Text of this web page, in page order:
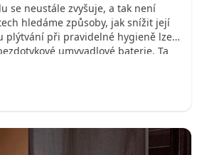
se neustále zvyšuje, a tak není
hledáme způsoby, jak snížit její
plýtvání při pravidelné hygieně lze
umyvadlové baterie. Ta
vody, kolik je zapotřebí.